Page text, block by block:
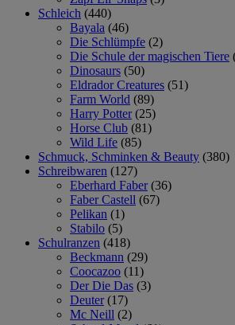
Schleich (440)
Bayala (46)
Die Schlümpfe (2)
Die Schule der magischen Tiere
Dinosaurs (50)
Eldrador Creatures (51)
Farm World (89)
Harry Potter (25)
Horse Club (81)
Wild Life (85)
Schmuck, Schminken & Beauty (380)
Schreibwaren (127)
Eberhard Faber (36)
Faber Castell (67)
Pelikan (1)
Stabilo (5)
Schulranzen (418)
Beckmann (29)
Coocazoo (11)
Der Die Das (3)
Deuter (17)
Mc Neill (2)